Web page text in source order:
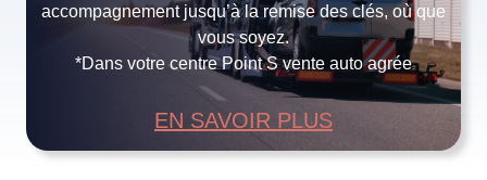
accompagnement jusqu’à la remise des clés, où que
vous soyez.
*Dans votre centre Point S vente auto agrée
EN SAVOIR PLUS